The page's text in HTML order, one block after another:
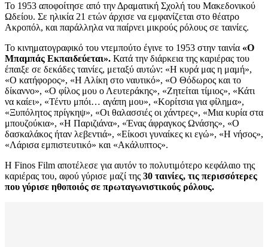
Το 1953 αποφοίτησε από την Δραματική Σχολή του Μακεδονικού
Ωδείου. Σε ηλικία 21 ετών άρχισε να εμφανίζεται στο θέατρο
Ακροπόλ, και παράλληλα να παίρνει μικρούς ρόλους σε ταινίες.
Το κινηματογραφικό του ντεμπούτο έγινε το 1953 στην ταινία «Ο
Μπαμπάς Εκπαιδεύεται». Κατά την διάρκεια της καριέρας του
έπαιξε σε δεκάδες ταινίες, μεταξύ αυτών: «Η κυρά μας η μαμή»,
«Ο κατήφορος», «Η Αλίκη στο ναυτικό», «Ο Θόδωρος και το
δίκαννο», «Ο φίλος μου ο Λευτεράκης», «Ζητείται τίμιος», «Κάτι
να καίει», «Τέντυ μπόι… αγάπη μου», «Κορίτσια για φίλημα»,
«Ξυπόλητος πρίγκηψ», «Οι θαλασσιές οι χάντρες», «Μια κυρία στα
μπουζούκια», «Η Παριζιάνα», «Ένας άφραγκος Ωνάσης», «Ο
δασκαλάκος ήταν λεβεντιά», «Είκοσι γυναίκες κι εγώ», «Η νήσος»,
«Λάρισα εμπιστευτικό» και «Ακάλυπτος».
Η Finos Film αποτέλεσε για αυτόν το πολυτιμότερο κεφάλαιο της
καριέρας του, αφού γύρισε μαζί της 30 ταινίες, τις περισσότερες
που γύρισε ηθοποιός σε πρωταγωνιστικούς ρόλους.